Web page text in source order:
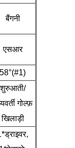
बैंगनी
एसआर
58°(#1)
शुरुआती/
गोल्फ़
खिलाड़ी